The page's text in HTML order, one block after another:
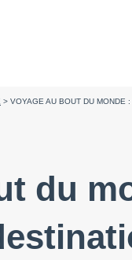
> VOYAGE AU BOUT DU MONDE
du